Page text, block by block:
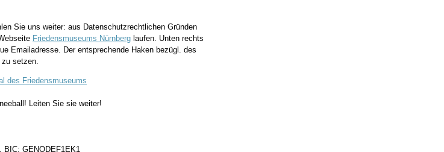
Sie uns weiter: aus Datenschutzrechtlichen Gründen
Friedensmuseums Nürnberg laufen. Unten rechts
Emailadresse. Der entsprechende Haken bezügl. des
zu setzen.
des Friedensmuseums
Leiten Sie sie weiter!
BIC: GENODEF1EK1